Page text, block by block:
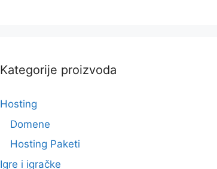
Kategorije proizvoda
Hosting
Domene
Hosting Paketi
Igre i igračke